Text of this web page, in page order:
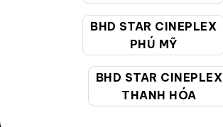
BHD STAR CINEPLEX
PHÚ MỸ
BHD STAR CINEPLEX
THANH HÓA